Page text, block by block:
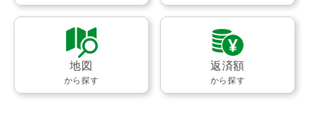
地図
から探す
返済額
から探す